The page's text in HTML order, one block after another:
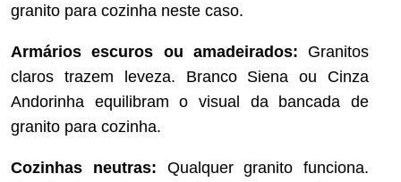
granito para cozinha neste caso.
Armários escuros ou amadeirados: Granitos
claros trazem leveza. Branco Siena ou Cinza
Andorinha equilibram o visual da bancada de
granito para cozinha.
Cozinhas neutras: Qualquer granito funciona.